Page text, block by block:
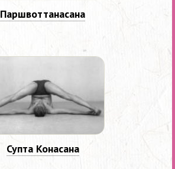
Паршвоттанасана
Супта Конасана